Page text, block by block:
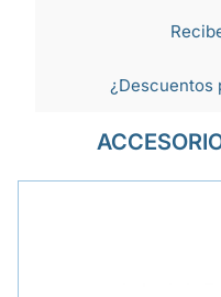
¿Descuentos